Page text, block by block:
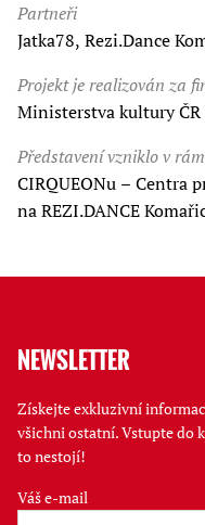
Partneři
Jatka78, Rezi.Dance
Projekt je realizován za
Ministerstva kultury
Představení vzniklo v
CIRQUEONu – Centra
na REZI.DANCE
NEWSLETTER
Získejte exkluzivní
všichni ostatní. Vstupte do
to nestojí!
Váš e-mail